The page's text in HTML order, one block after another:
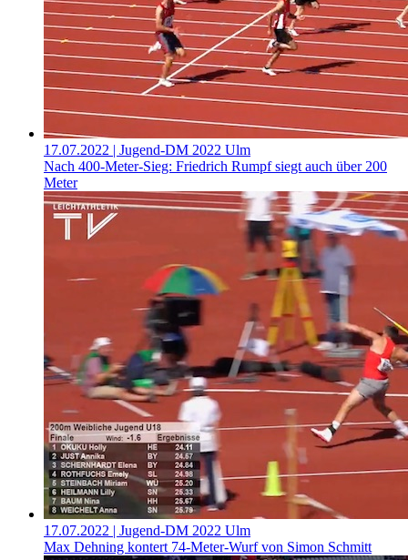
17.07.2022 | Jugend-DM 2022 Ulm
Nach 400-Meter-Sieg: Friedrich Rumpf siegt auch über 200
Meter
17.07.2022 | Jugend-DM 2022 Ulm
Max Dehning kontert 74-Meter-Wurf von Simon Schmitt